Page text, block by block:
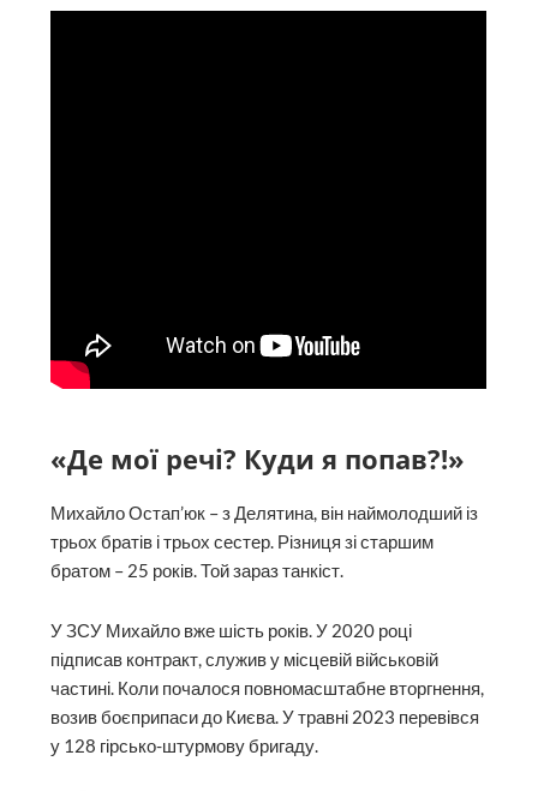
«Де мої речі? Куди я попав?!»
Михайло Остап’юк – з Делятина, він наймолодший із
трьох братів і трьох сестер. Різниця зі старшим
братом – 25 років. Той зараз танкіст.
У ЗСУ Михайло вже шість років. У 2020 році
підписав контракт, служив у місцевій військовій
частині. Коли почалося повномасштабне вторгнення,
возив боєприпаси до Києва. У травні 2023 перевівся
у 128 гірсько-штурмову бригаду.